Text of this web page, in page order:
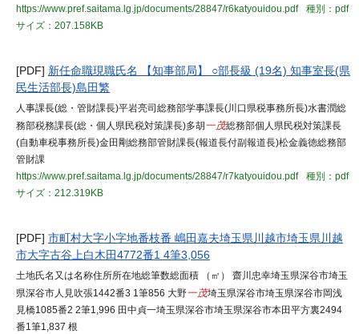
https://www.pref.saitama.lg.jp/documents/28847/r6katyouidou.pdf
種別：pdf
サイズ：207.158KB
[PDF] 新任命職現職氏名 【知事部局】 ○部長級 (19名) 知事室長(県
民生活部長)島田繁
人事課長(総・管財課長)平岩亮司総務部学事課長(川口県税事務所長)水書潤総
務部税務課長(総・個人県民税対策課長)多胡 一茂総務部個人県民税対策課長
(自動車税事務所長)金田剛総務部管財課長(報道長付副報道長)松金義徳総務部
管財課
https://www.pref.saitama.lg.jp/documents/28847/r7katyouidou.pdf
種別：pdf
サイズ：212.319KB
[PDF] 市町村大字小字地番枝番 嶋田嘉夫埼玉県川越市埼玉県川越
市大字古谷上白木田4772番1 4筆3,056
土地氏名又は名称住所所在地総筆数総面積 （㎡） 齋川忠幸埼玉県深谷市埼玉
県深谷市人見吹張1442番3 1筆856 大野一茂埼玉県深谷市埼玉県深谷市岡浅
見橋1085番2 2筆1,996 田中貞一埼玉県深谷市埼玉県深谷市本田平方裏2494
番1筆1,837 根